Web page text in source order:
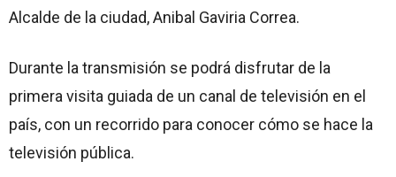
Alcalde de la ciudad, Anibal Gaviria Correa.
Durante la transmisión se podrá disfrutar de la
primera visita guiada de un canal de televisión en el
país, con un recorrido para conocer cómo se hace la
televisión pública.